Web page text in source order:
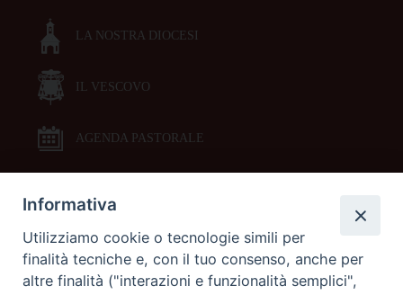
LA NOSTRA DIOCESI
IL VESCOVO
AGENDA PASTORALE
DOCUMENTI PASTORALI
ORARI MESSE
Informativa
Utilizziamo cookie o tecnologie simili per
finalità tecniche e, con il tuo consenso, anche per
altre finalità ("interazioni e funzionalità semplici",